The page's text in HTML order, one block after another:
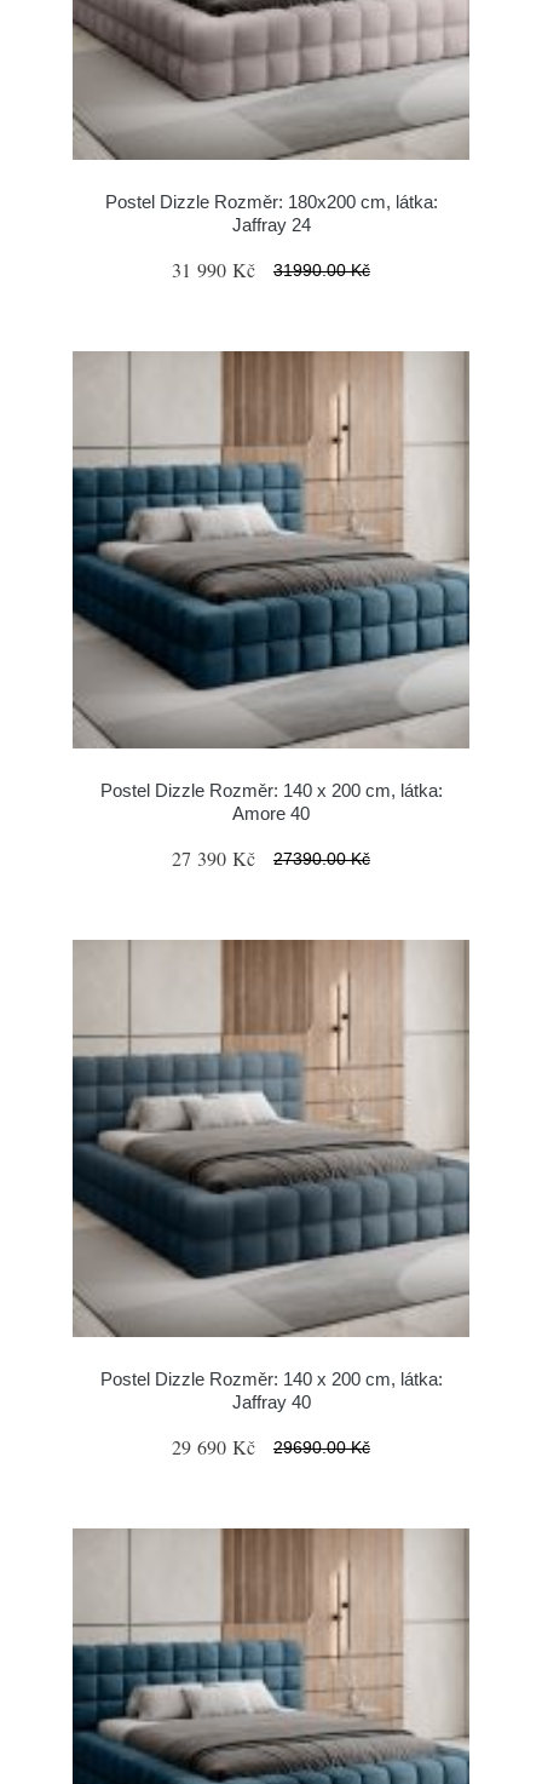
Postel Dizzle Rozměr: 180x200 cm, látka:
Jaffray 24
31 990 Kč 31990.00 Kč
Postel Dizzle Rozměr: 140 x 200 cm, látka:
Amore 40
27 390 Kč 27390.00 Kč
Postel Dizzle Rozměr: 140 x 200 cm, látka:
Jaffray 40
29 690 Kč 29690.00 Kč